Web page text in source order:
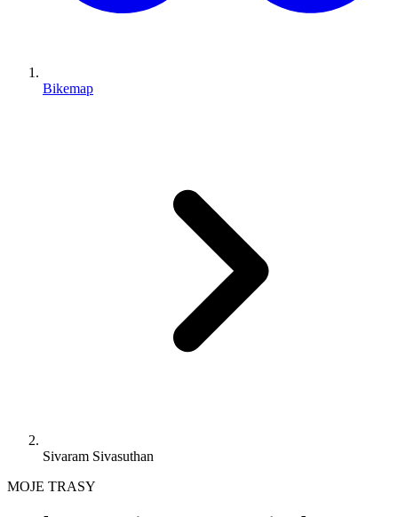
Bikemap
Sivaram Sivasuthan
MOJE TRASY